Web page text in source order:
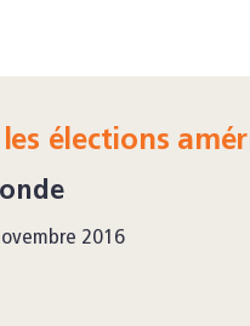
élections
2016